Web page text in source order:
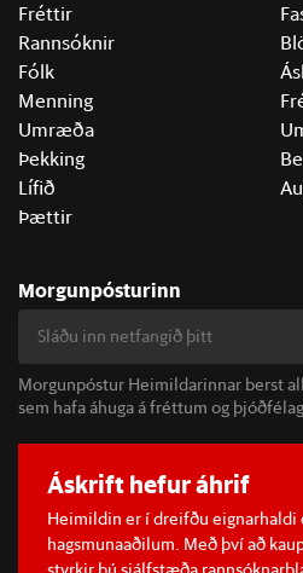
Fréttir
Rannsóknir
Fólk
Menning
Umræða
Þekking
Lífið
Þættir
Morgunpósturinn
Morgunpóstur Heimildarinnar berst
sem hafa áhuga á fréttum og
Áskrift hefur áhrif
Heimildin er í dreifðu eignarhaldi
hagsmunaaðilum. Með því að